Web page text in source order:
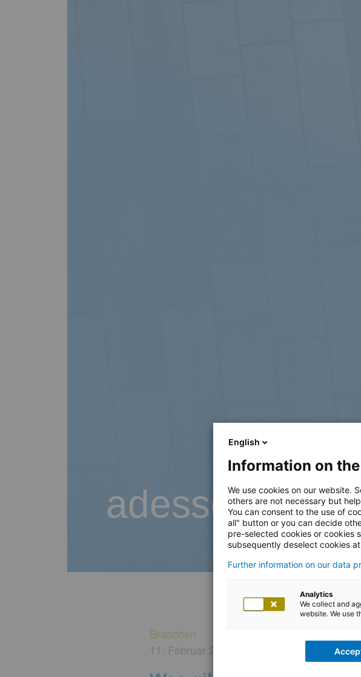
adesso Blog
Branchen
11. Februar 2022
von Barbara Häuser
English
Information on
We use cookies on our website.
others are not necessary but
You can consent to the use of
all" button or you can decide
pre-selected cookies or cookies
subsequently deselect cookies
Further information on our data
Analytics
We collect and
website. We use